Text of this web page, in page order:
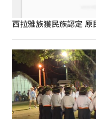
西拉雅族獲民族認定 原